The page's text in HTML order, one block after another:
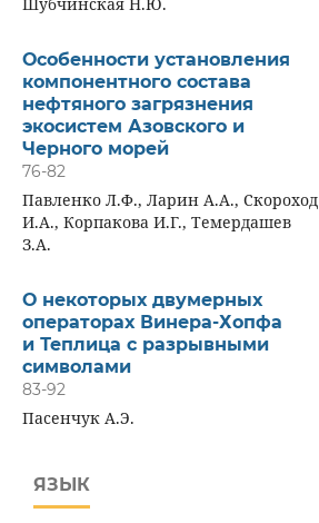
Особенности установления
компонентного состава
нефтяного загрязнения
экосистем Азовского и
Черного морей
76-82
Павленко Л.Ф., Ларин А.А., Скороход
И.А., Корпакова И.Г., Темердашев
З.А.
О некоторых двумерных
операторах Винера-Хопфа
и Теплица с разрывными
символами
83-92
Пасенчук А.Э.
ЯЗЫК